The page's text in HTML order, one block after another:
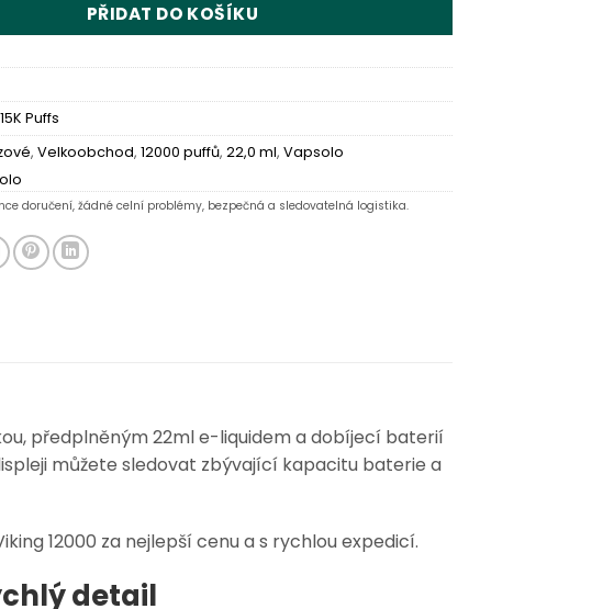
PŘIDAT DO KOŠÍKU
Puffs
, Velkoobchod, 12000 puffů, 22,0 ml, Vapsolo
doručení, žádné celní problémy, bezpečná a sledovatelná logistika.
předplněným 22ml e-liquidem a dobíjecí baterií
můžete sledovat zbývající kapacitu baterie a
12000 za nejlepší cenu a s rychlou expedicí.
detail